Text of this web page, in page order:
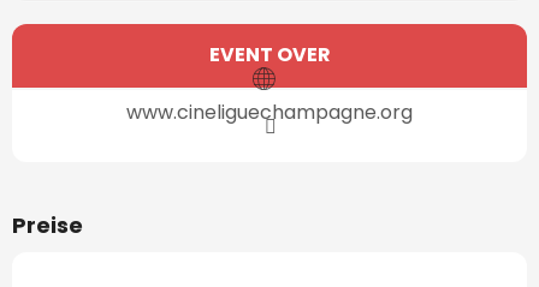
Öffnungszeiten & Kontaktdaten
EVENT OVER
www.cineliguechampagne.org
Preise